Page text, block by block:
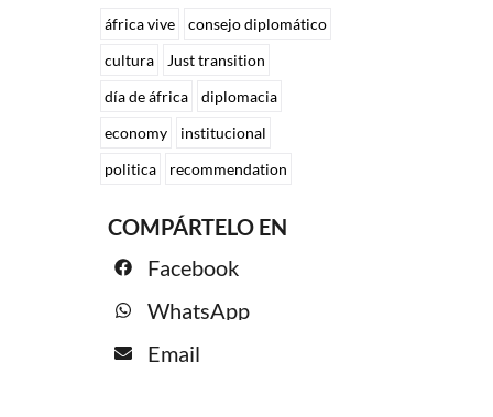
áfrica vive
consejo diplomático
cultura
Just transition
día de áfrica
diplomacia
economy
institucional
politica
recommendation
COMPÁRTELO EN
Facebook
WhatsApp
Email